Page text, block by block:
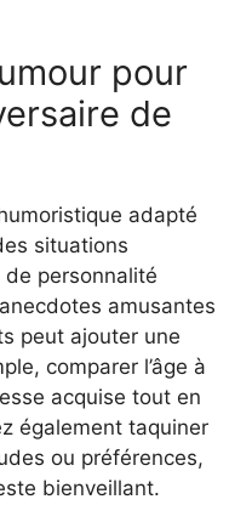
pour
de
adapté
situations
personnalité
amusantes
peut ajouter une
comparer l’âge à
acquise tout en
également taquiner
ou préférences,
bienveillant.